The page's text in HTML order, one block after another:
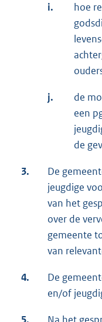
i.
hoe
j.
de
een
de
3.
De
jeugdige
van het
over de
gemeente
van
4.
De
en/of